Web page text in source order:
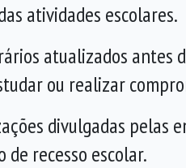
atividades escolares.
atualizados antes
ou realizar
divulgadas pelas
recesso escolar.